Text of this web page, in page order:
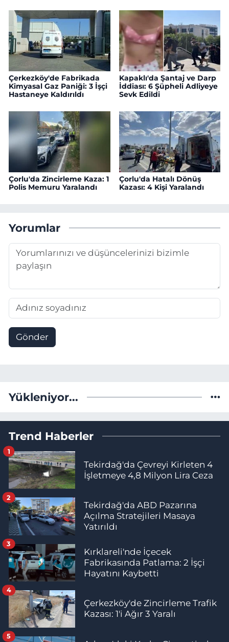
Çerkezköy'de Fabrikada
Kimyasal Gaz Paniği: 3 İşçi
Hastaneye Kaldırıldı
Kapaklı'da Şantaj ve Darp
İddiası: 6 Şüpheli Adliyeye
Sevk Edildi
Çorlu'da Zincirleme Kaza: 1
Polis Memuru Yaralandı
Çorlu'da Hatalı Dönüş
Kazası: 4 Kişi Yaralandı
Yorumlar
Gönder
Yükleniyor...
Trend Haberler
Tekirdağ'da Çevreyi Kirleten 4
İşletmeye 4,8 Milyon Lira Ceza
1
Tekirdağ'da ABD Pazarına
Açılma Stratejileri Masaya
Yatırıldı
2
Kırklareli'nde İçecek
Fabrikasında Patlama: 2 İşçi
Hayatını Kaybetti
3
Çerkezköy'de Zincirleme Trafik
Kazası: 1'i Ağır 3 Yaralı
4
5